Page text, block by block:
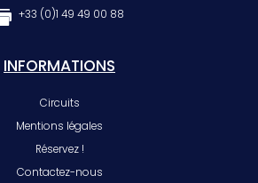
+33 (0)1 49 49 00 88
INFORMATIONS
Circuits
Mentions légales
Réservez !
Contactez-nous